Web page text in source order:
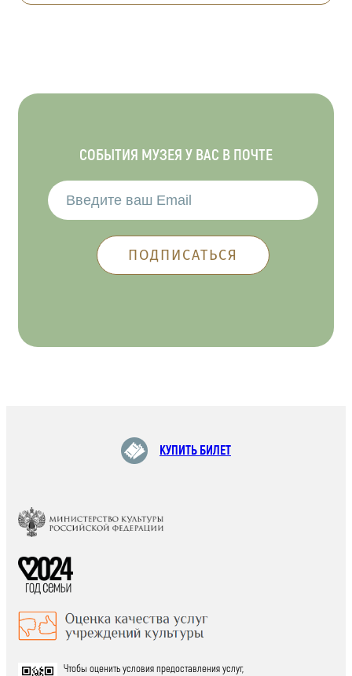
СОБЫТИЯ МУЗЕЯ У ВАС В ПОЧТЕ
КУПИТЬ БИЛЕТ
Чтобы оценить условия предоставления услуг,